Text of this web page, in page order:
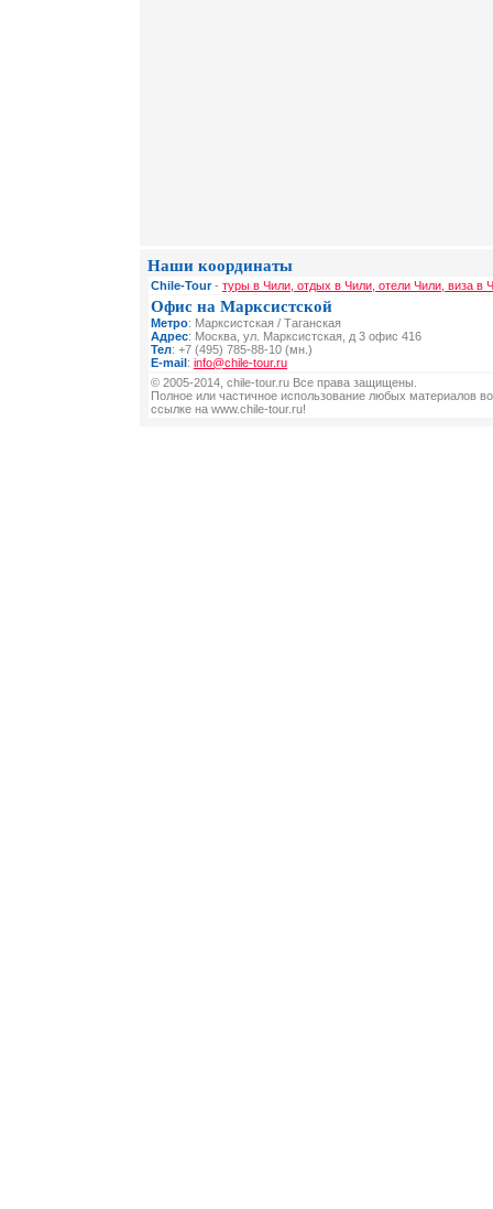
Наши координаты
Chile-Tour- туры в Чили, отдых в Чили, отели Чили, виза в
Офис на Марксистской
Метро: Марксистская / Таганская
Адрес: Москва, ул. Марксистская, д 3 офис 416
Тел: +7 (495) 785-88-10 (мн.)
E-mail: info@chile-tour.ru
© 2005-2014, chile-tour.ru Все права защищены.
Полное или частичное использование любых материалов
ссылке на www.chile-tour.ru!